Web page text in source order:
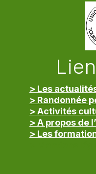
> Les
> Randonnée
> Activités
> A propos de
> Les